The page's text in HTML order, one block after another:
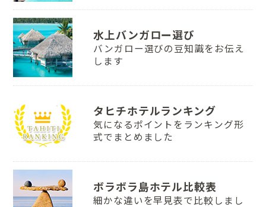
水上バンガロー選び
バンガロー選びの豆知識をお伝え
します
タヒチホテルランキング
気になるポイントをランキング形
式でまとめました
ボラボラ島ホテル比較表
細かな違いを早見表で比較しまし